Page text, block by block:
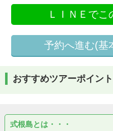
ＬＩＮＥでこ
予約へ進む(基
おすすめツアーポイント
式根島とは・・・